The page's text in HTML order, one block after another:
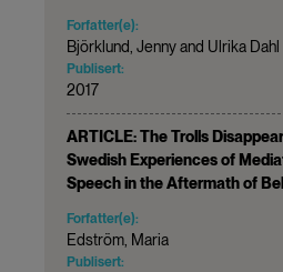
Forfatter(e):
Björklund, Jenny and Ulrika Dahl
Publisert:
2017
ARTICLE: The Trolls
Swedish Experiences of
Speech in the Aftermath of
Forfatter(e):
Edström, Maria
Publisert: